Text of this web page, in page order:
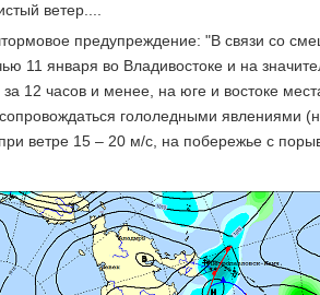
ветер....
предупреждение: "В связи со
11 января во Владивостоке и на
12 часов и менее, на юге и востоке
гололедными явлениями
ветре 15 – 20 м/с, на побережье с